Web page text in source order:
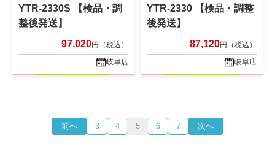
YTR-2330S 【検品・調
整後発送】
97,020円（税込）
岐阜店
YTR-2330 【検品・調整
後発送】
87,120円（税込）
岐阜店
前へ 3 4 5 6 7 次へ